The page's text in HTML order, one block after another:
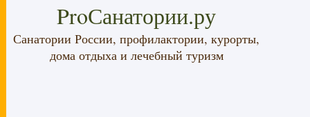
ProСанатории.ру
Санатории России, профилактории, курорты,
дома отдыха и лечебный туризм